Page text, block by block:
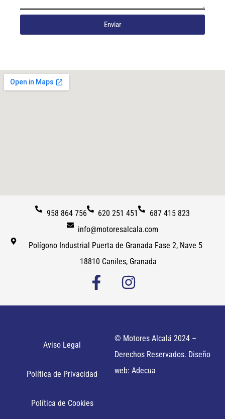
Enviar
958 864 756 620 251 451
687 415 823
info@motoresalcala.com
Polígono Industrial Puerta de Granada Fase 2, Nave 5
18810 Caniles, Granada
Aviso Legal
Política de Privacidad
Política de Cookies
© Motores Alcalá 2024 –
Derechos Reservados. Diseño
web: Adecua